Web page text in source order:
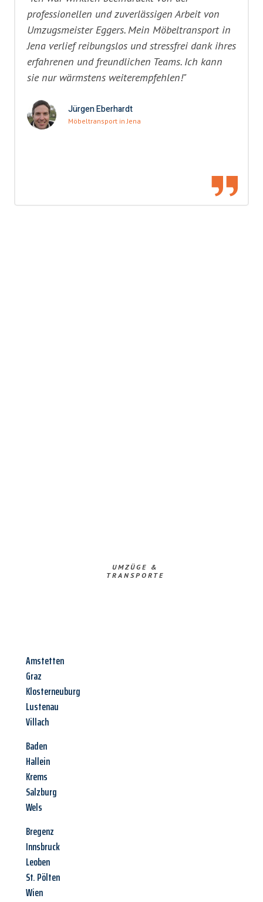
professionellen und zuverlässigen Arbeit von
Umzugsmeister Eggers. Mein Möbeltransport in
Jena verlief reibungslos und stressfrei dank ihres
erfahrenen und freundlichen Teams. Ich kann
sie nur wärmstens weiterempfehlen!"
Jürgen Eberhardt
Möbeltransport in Jena
UMZÜGE &
TRANSPORTE
Amstetten
Graz
Klosterneuburg
Lustenau
Villach
Baden
Hallein
Krems
Salzburg
Wels
Bregenz
Innsbruck
Leoben
St. Pölten
Wien